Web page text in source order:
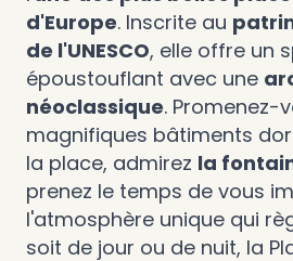
d'Europe. Inscrite au
de l'UNESCO, elle offre un
époustouflant avec une
néoclassique. Promenez-
magnifiques bâtiments
la place, admirez la
prenez le temps de vous
l'atmosphère unique qui
soit de jour ou de nuit, la